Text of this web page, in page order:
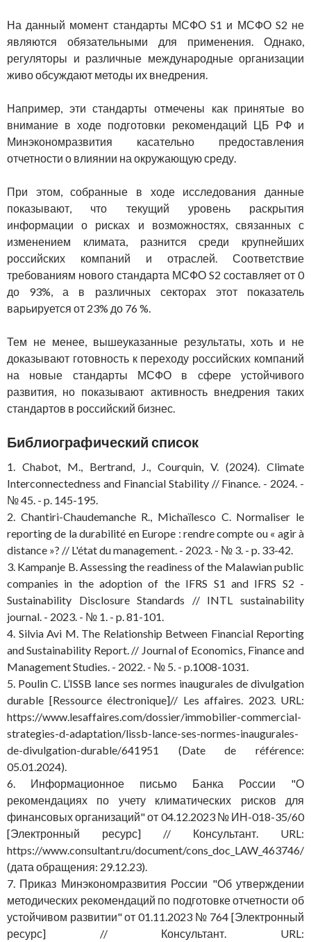
На данный момент стандарты МСФО S1 и МСФО S2 не
являются обязательными для применения. Однако,
регуляторы и различные международные организации
живо обсуждают методы их внедрения.
Например, эти стандарты отмечены как принятые во
внимание в ходе подготовки рекомендаций ЦБ РФ и
Минэкономразвития касательно предоставления
отчетности о влиянии на окружающую среду.
При этом, собранные в ходе исследования данные
показывают, что текущий уровень раскрытия
информации о рисках и возможностях, связанных с
изменением климата, разнится среди крупнейших
российских компаний и отраслей. Соответствие
требованиям нового стандарта МСФО S2 составляет от 0
до 93%, а в различных секторах этот показатель
варьируется от 23% до 76 %.
Тем не менее, вышеуказанные результаты, хоть и не
доказывают готовность к переходу российских компаний
на новые стандарты МСФО в сфере устойчивого
развития, но показывают активность внедрения таких
стандартов в российский бизнес.
Библиографический список
1. Chabot, M., Bertrand, J., Courquin, V. (2024). Climate
Interconnectedness and Financial Stability // Finance. - 2024. -
№ 45. - p. 145-195.
2. Chantiri-Chaudemanche R., Michaïlesco C. Normaliser le
reporting de la durabilité en Europe : rendre compte ou « agir à
distance »? // L'état du management. - 2023. - № 3. - p. 33-42.
3. Kampanje B. Assessing the readiness of the Malawian public
companies in the adoption of the IFRS S1 and IFRS S2 -
Sustainability Disclosure Standards // INTL sustainability
journal. - 2023. - № 1. - p. 81-101.
4. Silvia Avi M. The Relationship Between Financial Reporting
and Sustainability Report. // Journal of Economics, Finance and
Management Studies. - 2022. - № 5. - p.1008-1031.
5. Poulin C. L’ISSB lance ses normes inaugurales de divulgation
durable [Ressource électronique]// Les affaires. 2023. URL:
https://www.lesaffaires.com/dossier/immobilier-commercial-
strategies-d-adaptation/lissb-lance-ses-normes-inaugurales-
de-divulgation-durable/641951 (Date de référence:
05.01.2024).
6. Информационное письмо Банка России "О
рекомендациях по учету климатических рисков для
финансовых организаций" от 04.12.2023 № ИН-018-35/60
[Электронный ресурс] // Консультант. URL:
https://www.consultant.ru/document/cons_doc_LAW_463746/
(дата обращения: 29.12.23).
7. Приказ Минэкономразвития России "Об утверждении
методических рекомендаций по подготовке отчетности об
устойчивом развитии" от 01.11.2023 № 764 [Электронный
ресурс] // Консультант. URL: